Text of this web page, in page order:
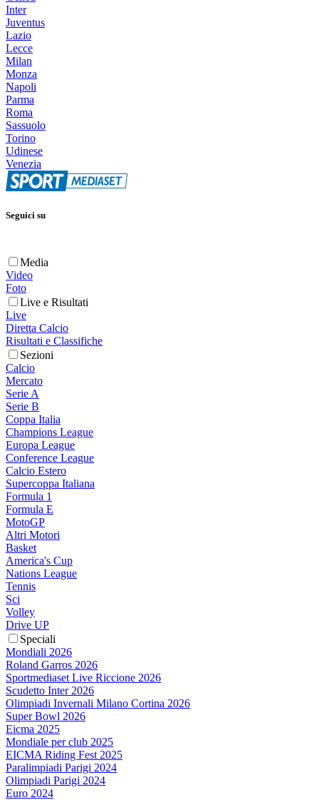
Inter
Juventus
Lazio
Lecce
Milan
Monza
Napoli
Parma
Roma
Sassuolo
Torino
Udinese
Venezia
Seguici su
Media
Video
Foto
Live e Risultati
Live
Diretta Calcio
Risultati e Classifiche
Sezioni
Calcio
Mercato
Serie A
Serie B
Coppa Italia
Champions League
Europa League
Conference League
Calcio Estero
Supercoppa Italiana
Formula 1
Formula E
MotoGP
Altri Motori
Basket
America's Cup
Nations League
Tennis
Sci
Volley
Drive UP
Speciali
Mondiali 2026
Roland Garros 2026
Sportmediaset Live Riccione 2026
Scudetto Inter 2026
Olimpiadi Invernali Milano Cortina 2026
Super Bowl 2026
Eicma 2025
Mondiale per club 2025
EICMA Riding Fest 2025
Paralimpiadi Parigi 2024
Olimpiadi Parigi 2024
Euro 2024